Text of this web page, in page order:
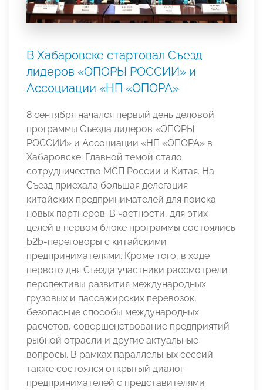
В Хабаровске стартовал Съезд
лидеров «ОПОРЫ РОССИИ» и
Ассоциации «НП «ОПОРА»
8 сентября начался первый день деловой
программы Съезда лидеров «ОПОРЫ
РОССИИ» и Ассоциации «НП «ОПОРА» в
Хабаровске. Главной темой стало
сотрудничество МСП России и Китая. На
Съезд приехала большая делегация
китайских предпринимателей для поиска
новых партнеров. В частности, для этих
целей в первом блоке программы состоялись
b2b-переговоры с китайскими
предпринимателями. Кроме того, в ходе
первого дня Съезда участники рассмотрели
перспективы развития международных
грузовых и пассажирских перевозок,
безопасные способы международных
расчетов, совершенствование предприятий
рыбной отрасли и другие актуальные
вопросы. В рамках параллельных сессий
также состоялся открытый диалог
предпринимателей с представителями